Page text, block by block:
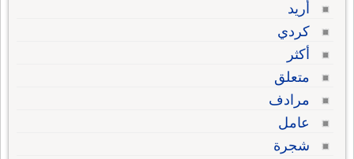
أريد
كردي
أكثر
متعلق
مرادف
عامل
شجرة